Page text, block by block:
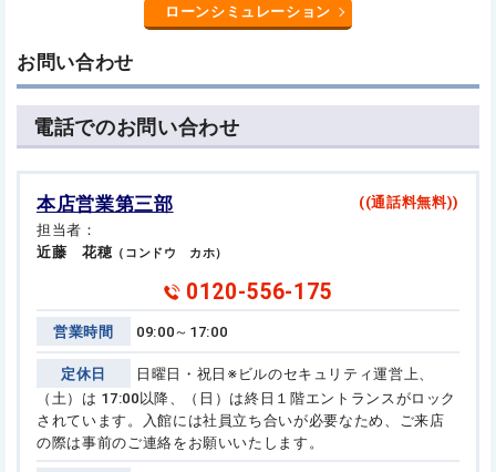
ローンシミュレーション
お問い合わせ
電話でのお問い合わせ
本店営業第三部
((通話料無料))
担当者：
近藤 花穂 （コンドウ カホ）
0120-556-175
営業時間 09:00～17:00
定休日 日曜日・祝日 ※ビルのセキュリティ運営上、
（土）は 17:00以降、（日）は終日１階エントランスがロック
されています。
入館には社員立ち合いが必要なため、ご来店
の際は事前のご連絡をお願いいたします。